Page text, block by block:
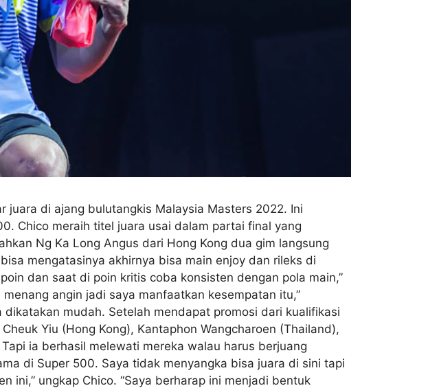
juara di ajang bulutangkis Malaysia Masters 2022. Ini
Chico meraih titel juara usai dalam partai final yang
Ng Ka Long Angus dari Hong Kong dua gim langsung
mengatasinya akhirnya bisa main enjoy dan rileks di
dan saat di poin kritis coba konsisten dengan pola main,”
angin jadi saya manfaatkan kesempatan itu,”
mudah. Setelah mendapat promosi dari kualifikasi
Yiu (Hong Kong), Kantaphon Wangcharoen (Thailand),
ia berhasil melewati mereka walau harus berjuang
di Super 500. Saya tidak menyangka bisa juara di sini tapi
ini,” ungkap Chico. “Saya berharap ini menjadi bentuk